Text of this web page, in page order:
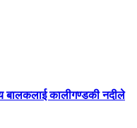
बालकलाई कालीगण्डकी नदीले